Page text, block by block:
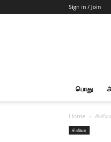
Sign in / Join
பொது
Home
சினிமா